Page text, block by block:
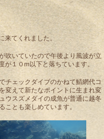
来てくれました。
吹いていたので午後より風波が立
１０m以下と落ちています。
チェックダイブのかねて鯖網代コ
変えて新たなポイントに生まれ変
ウスズメダイの成魚が普通に越冬
ことも楽しめています。